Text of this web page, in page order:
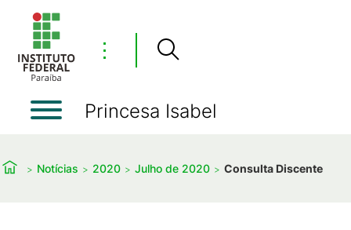
⋮
Princesa Isabel
Notícias 2020 Julho de 2020 Consulta Discente